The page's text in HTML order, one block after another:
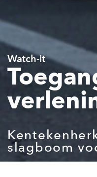
Watch-it
slagboom